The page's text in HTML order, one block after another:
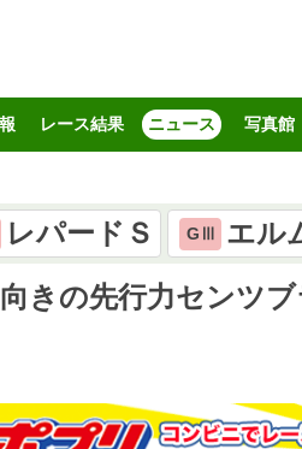
レース結果 ニュース 写真館
レパードＳ GⅢ
エル
向きの先行力セン